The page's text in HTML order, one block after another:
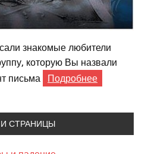
знакомые любители
которую Вы назвали
письма
Подробнее
СТРАНИЦЫ